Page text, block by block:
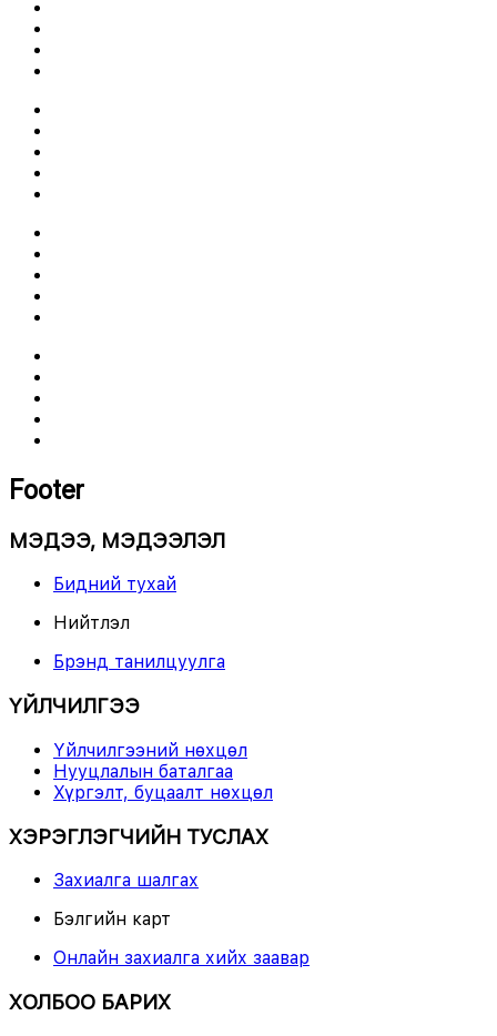
Footer
МЭДЭЭ, МЭДЭЭЛЭЛ
Бидний тухай
Нийтлэл
Брэнд танилцуулга
ҮЙЛЧИЛГЭЭ
Үйлчилгээний нөхцөл
Нууцлалын баталгаа
Хүргэлт, буцаалт нөхцөл
ХЭРЭГЛЭГЧИЙН ТУСЛАХ
Захиалга шалгах
Бэлгийн карт
Онлайн захиалга хийх заавар
ХОЛБОО БАРИХ